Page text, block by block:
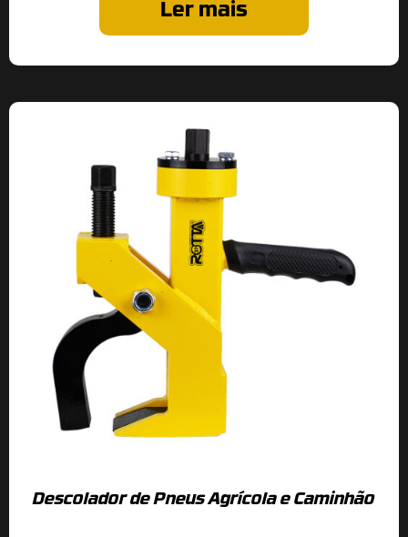
Ler mais
Descolador de Pneus Agrícola e Caminhão